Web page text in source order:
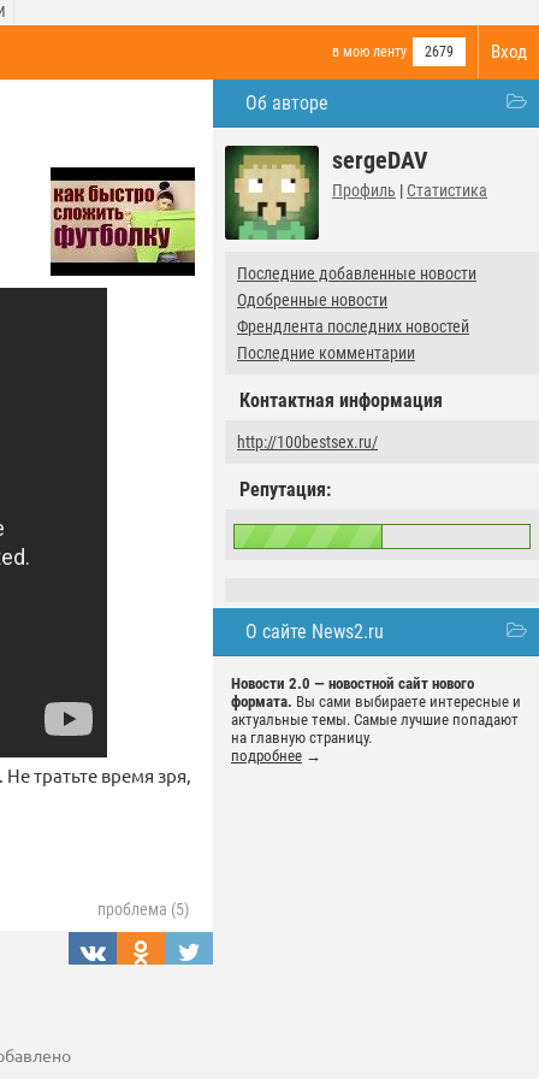
Вход
в мою ленту 2679
Об авторе
sergeDAV
Профиль | Статистика
Последние добавленные новости
Одобренные новости
Френдлента последних новостей
Последние комментарии
Контактная информация
http://100bestsex.ru/
Репутация:
О сайте News2.ru
Новости 2.0 — новостной сайт нового
формата. Вы сами выбираете интересные и
актуальные темы. Самые лучшие попадают
на главную страницу.
подробнее →
тратьте время зря,
проблема (5)